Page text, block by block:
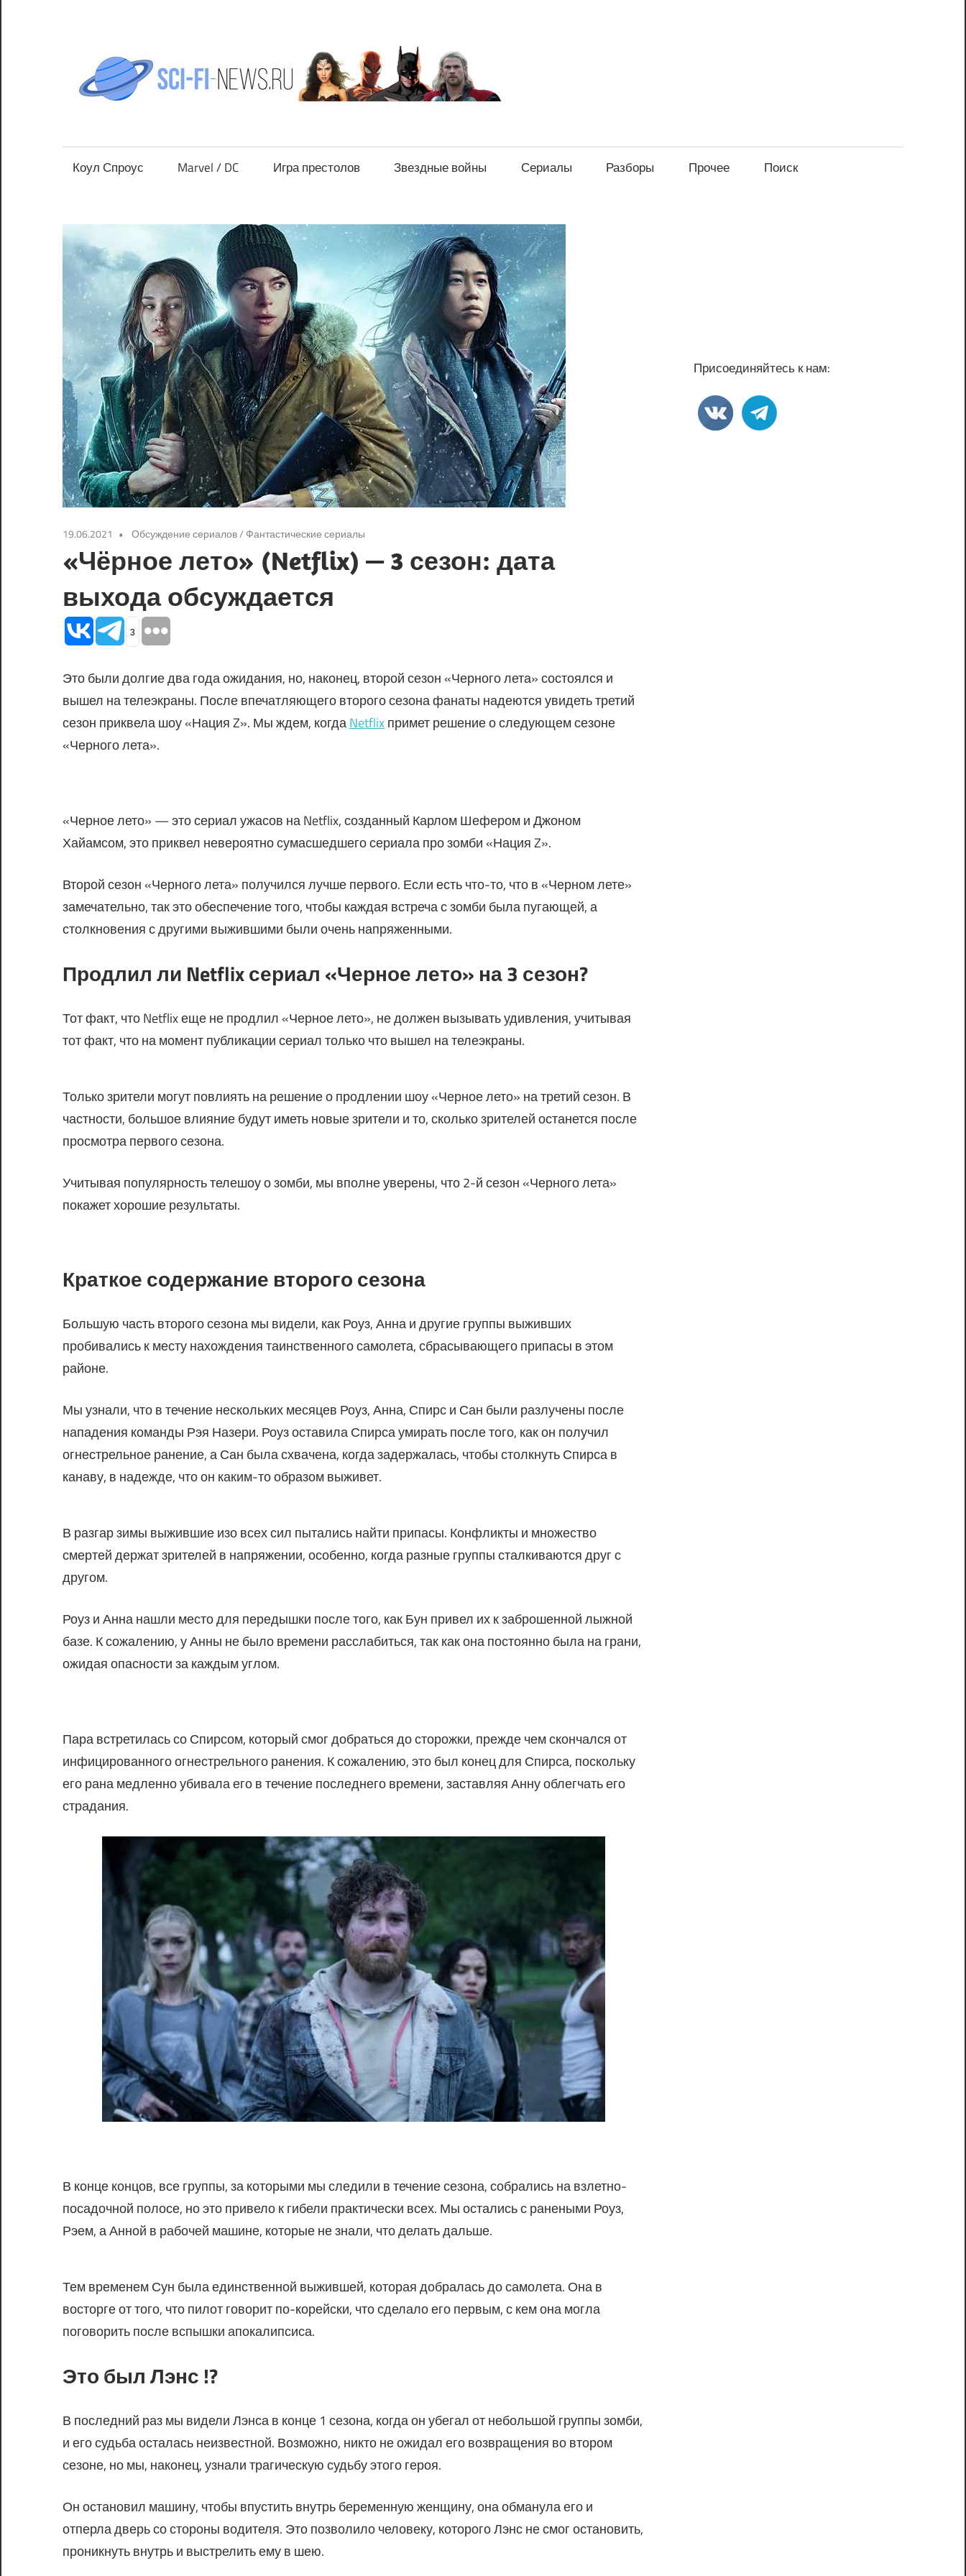
news.ru
Коул Спроус Marvel / DC Игра престолов Звездные войны Сериалы Разборы Прочее Поиск
19.06.2021 Обсуждение сериалов/ Фантастические сериалы
«Чёрное лето» (Netflix) — 3 сезон: дата
выхода обсуждается
3
Это были долгие два года ожидания, но, наконец, второй сезон «Черного лета» состоялся и
вышел на телеэкраны. После впечатляющего второго сезона фанаты надеются увидеть третий
сезон приквела шоу «Нация Z». Мы ждем, когдаNetflixпримет решение о следующем сезоне
«Черного лета».
«Черное лето» — это сериал ужасов на Netflix, созданный Карлом Шефером и Джоном
Хайамсом, это приквел невероятно сумасшедшего сериала про зомби «Нация Z».
Второй сезон «Черного лета» получился лучше первого. Если есть что-то, что в «Черном лете»
замечательно, так это обеспечение того, чтобы каждая встреча с зомби была пугающей, а
столкновения с другими выжившими были очень напряженными.
Продлил ли Netflix сериал «Черное лето» на 3 сезон?
Тот факт, что Netflix еще не продлил «Черное лето», не должен вызывать удивления, учитывая
тот факт, что на момент публикации сериал только что вышел на телеэкраны.
Только зрители могут повлиять на решение о продлении шоу «Черное лето» на третий сезон. В
частности, большое влияние будут иметь новые зрители и то, сколько зрителей останется после
просмотра первого сезона.
Учитывая популярность телешоу о зомби, мы вполне уверены, что 2-й сезон «Черного лета»
покажет хорошие результаты.
Краткое содержание второго сезона
Большую часть второго сезона мы видели, как Роуз, Анна и другие группы выживших
пробивались к месту нахождения таинственного самолета, сбрасывающего припасы в этом
районе.
Мы узнали, что в течение нескольких месяцев Роуз, Анна, Спирс и Сан были разлучены после
нападения команды Рэя Назери. Роуз оставила Спирса умирать после того, как он получил
огнестрельное ранение, а Сан была схвачена, когда задержалась, чтобы столкнуть Спирса в
канаву, в надежде, что он каким-то образом выживет.
В разгар зимы выжившие изо всех сил пытались найти припасы. Конфликты и множество
смертей держат зрителей в напряжении, особенно, когда разные группы сталкиваются друг с
другом.
Роуз и Анна нашли место для передышки после того, как Бун привел их к заброшенной лыжной
базе. К сожалению, у Анны не было времени расслабиться, так как она постоянно была на грани,
ожидая опасности за каждым углом.
Пара встретилась со Спирсом, который смог добраться до сторожки, прежде чем скончался от
инфицированного огнестрельного ранения. К сожалению, это был конец для Спирса, поскольку
его рана медленно убивала его в течение последнего времени, заставляя Анну облегчать его
страдания.
В конце концов, все группы, за которыми мы следили в течение сезона, собрались на взлетно-
посадочной полосе, но это привело к гибели практически всех. Мы остались с ранеными Роуз,
Рэем, а Анной в рабочей машине, которые не знали, что делать дальше.
Тем временем Сун была единственной выжившей, которая добралась до самолета. Она в
восторге от того, что пилот говорит по-корейски, что сделало его первым, с кем она могла
поговорить после вспышки апокалипсиса.
Это был Лэнс !?
В последний раз мы видели Лэнса в конце 1 сезона, когда он убегал от небольшой группы зомби,
и его судьба осталась неизвестной. Возможно, никто не ожидал его возвращения во втором
сезоне, но мы, наконец, узнали трагическую судьбу этого героя.
Он остановил машину, чтобы впустить внутрь беременную женщину, она обманула его и
отперла дверь со стороны водителя. Это позволило человеку, которого Лэнс не смог остановить,
проникнуть внутрь и выстрелить ему в шею.
Присоединяйтесь к нам: